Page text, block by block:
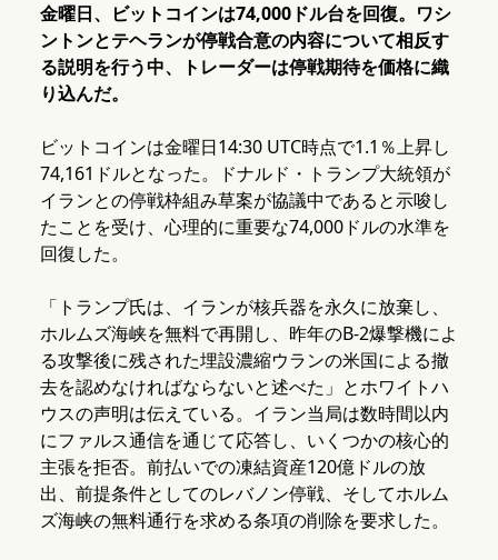
金曜日、ビットコインは74,000ドル台を回復。ワシ
ントンとテヘランが停戦合意の内容について相反す
る説明を行う中、トレーダーは停戦期待を価格に織
り込んだ。
ビットコインは金曜日14:30 UTC時点で1.1％上昇し
74,161ドルとなった。ドナルド・トランプ大統領が
イランとの停戦枠組み草案が協議中であると示唆し
たことを受け、心理的に重要な74,000ドルの水準を
回復した。
「トランプ氏は、イランが核兵器を永久に放棄し、
ホルムズ海峡を無料で再開し、昨年のB-2爆撃機によ
る攻撃後に残された埋設濃縮ウランの米国による撤
去を認めなければならないと述べた」とホワイトハ
ウスの声明は伝えている。イラン当局は数時間以内
にファルス通信を通じて応答し、いくつかの核心的
主張を拒否。前払いでの凍結資産120億ドルの放
出、前提条件としてのレバノン停戦、そしてホルム
ズ海峡の無料通行を求める条項の削除を要求した。